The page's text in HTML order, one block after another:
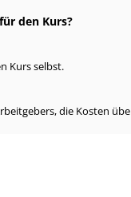
den Kurs?
Kurs selbst.
die Kosten